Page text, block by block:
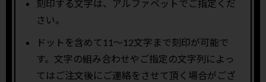
刻印する文字は、アルファベットでご指定くだ
さい。
ドットを含めて11〜12文字まで刻印が可能で
す。文字の組み合わせやご指定の文字列によっ
てはご注文後にご連絡をさせて頂く場合がござ